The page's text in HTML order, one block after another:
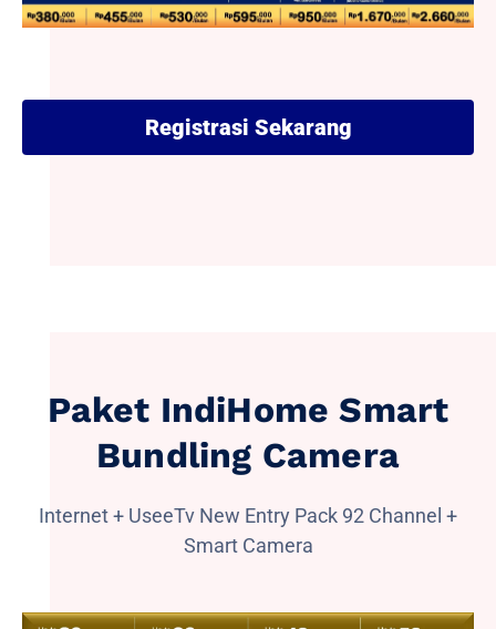
Registrasi Sekarang
Paket IndiHome Smart
Bundling Camera
Internet + UseeTv New Entry Pack 92 Channel +
Smart Camera